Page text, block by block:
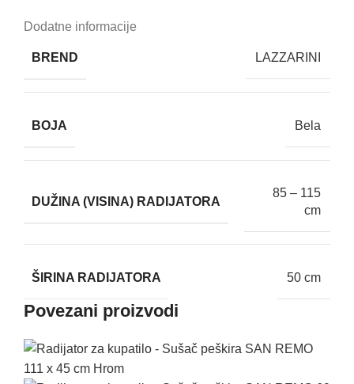
Dodatne informacije
BREND LAZZARINI
BOJA Bela
DUŽINA (VISINA) RADIJATORA
85 – 115
cm
ŠIRINA RADIJATORA 50 cm
Povezani proizvodi